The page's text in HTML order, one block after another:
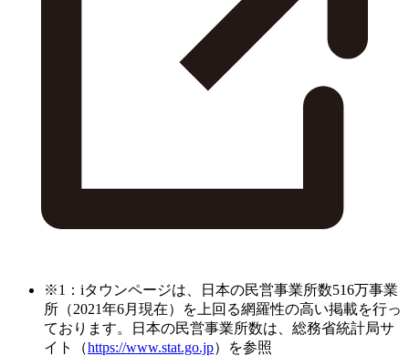
※1：iタウンページは、日本の民営事業所数516万事業
所（2021年6月現在）を上回る網羅性の高い掲載を行っ
ております。日本の民営事業所数は、総務省統計局サ
イト（https://www.stat.go.jp）を参照